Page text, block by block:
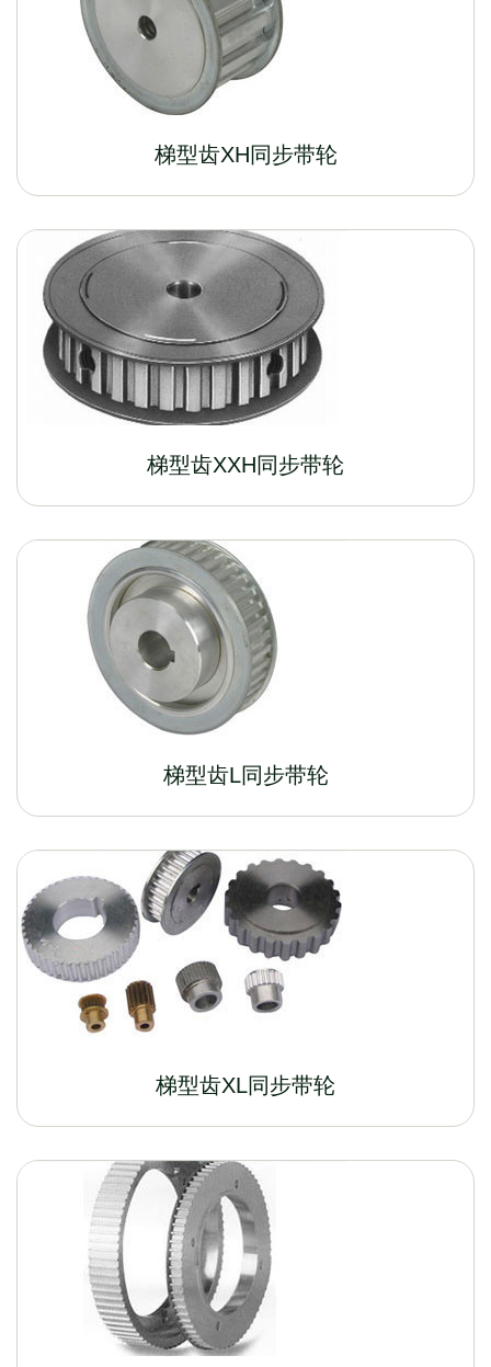
梯型齿XH同步带轮
梯型齿XXH同步带轮
梯型齿L同步带轮
梯型齿XL同步带轮